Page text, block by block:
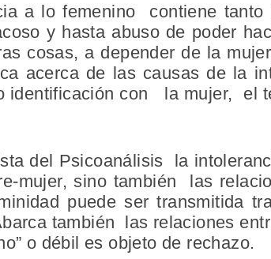
a lo femenino contiene
y hasta abuso de poder
cosas, a depender de la
acerca de las causas de la
identificación con la mujer, el
del Psicoanálisis la
mujer, sino también las
puede ser transmitida
también las relaciones
o débil es objeto de rechazo.